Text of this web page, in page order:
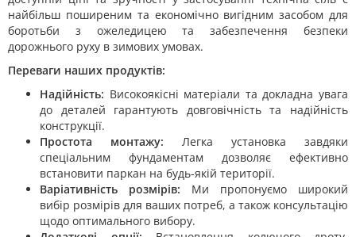
найбільш поширеним та економічно вигідним засобом для
боротьби з ожеледицею та забезпечення безпеки
дорожнього руху в зимових умовах.
Переваги наших продуктів:
Надійність: Високоякісні матеріали та докладна увага
до деталей гарантують довговічність та надійність
конструкції.
Простота монтажу: Легка установка завдяки
спеціальним фундаментам дозволяє ефективно
встановити паркан на будь-якій території.
Варіативність розмірів: Ми пропонуємо широкий
вибір розмірів для ваших потреб, а також консультацію
щодо оптимального вибору.